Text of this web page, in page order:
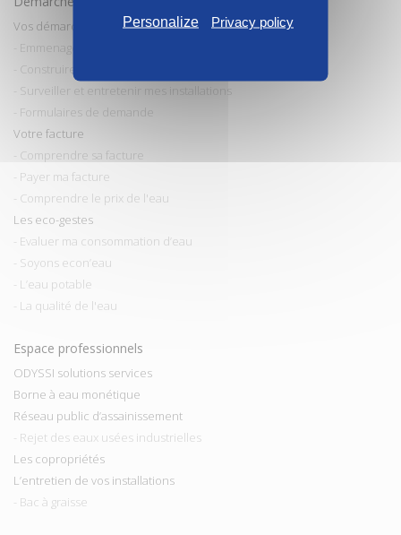
Vos démarches
- Emmenager / Déménager
- Construire / Faire des travaux
- Surveiller et entretenir mes installations
- Formulaires de demande
Votre facture
- Comprendre sa facture
- Payer ma facture
- Comprendre le prix de l'eau
Les eco-gestes
- Evaluer ma consommation d’eau
- Soyons econ’eau
- L’eau potable
- La qualité de l'eau
Espace professionnels
ODYSSI solutions services
Borne à eau monétique
Réseau public d’assainissement
- Rejet des eaux usées industrielles
Les copropriétés
L’entretien de vos installations
- Bac à graisse
Personalize Privacy policy